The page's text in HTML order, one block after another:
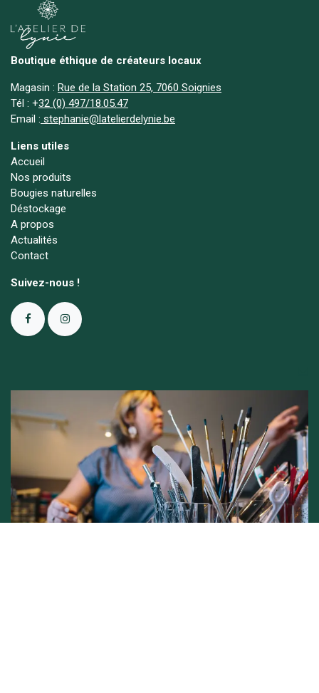
Boutique éthique de créateurs locaux
Magasin : Rue de la Station 25, 7060 Soignies
Tél : +32 (0) 497/18.05.47
Email : stephanie@latelierdelynie.be
Liens utiles
Accueil
Nos produits
Bougies naturelles
Déstockage
A propos
Actualités
Contact
Suivez-nous !